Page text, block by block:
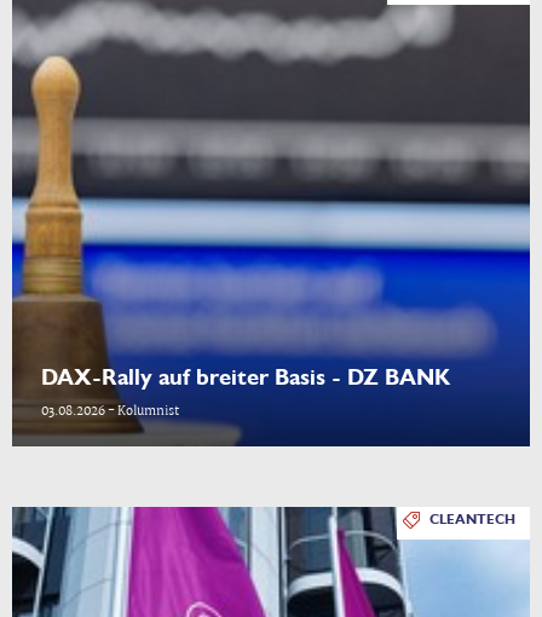
DAX-Rally auf breiter Basis - DZ BANK
03.08.2026 - Kolumnist
CLEANTECH